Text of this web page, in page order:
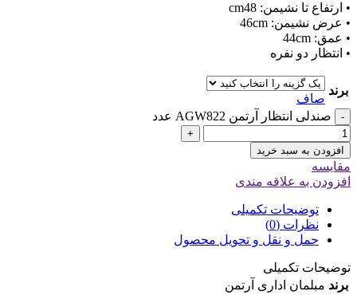
• ارتفاع تا نشیمن: cm48
• عرض نشیمن: 46cm
• عمق: 44cm
• انتظار دو نفره
برند
صاف
- صندلی انتظار آرتمن AGW822 عدد
+
افزودن به سبد خرید
مقایسه
افزودن به علاقه مندی
توضیحات تکمیلی
نظرات (0)
حمل و نقل و تحویل محصول
توضیحات تکمیلی
برند مبلمان اداری آرتمن